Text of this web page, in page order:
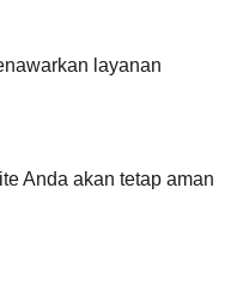
layanan
Anda akan tetap aman